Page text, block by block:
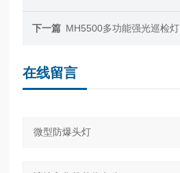
下一篇 MH5500多功能强光巡检灯
在线留言